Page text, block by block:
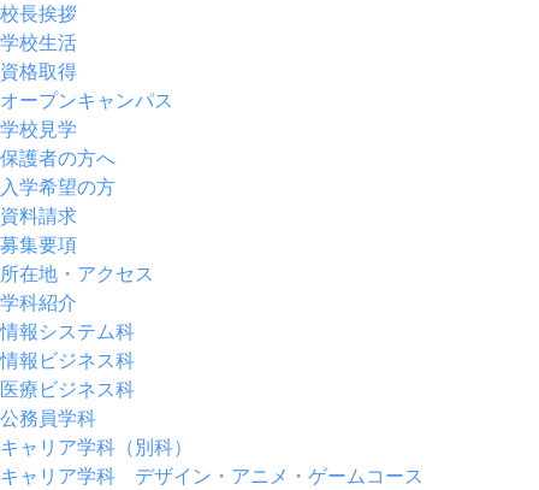
校長挨拶
学校生活
資格取得
オープンキャンパス
学校見学
保護者の方へ
入学希望の方
資料請求
募集要項
所在地・アクセス
学科紹介
情報システム科
情報ビジネス科
医療ビジネス科
公務員学科
キャリア学科（別科）
キャリア学科 デザイン・アニメ・ゲームコース